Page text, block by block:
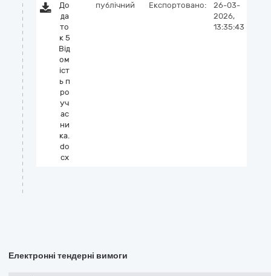
До
да
то
к 5
Від
ом
іст
ь п
ро
уч
ас
ни
ка.
do
cx
публічний Експортовано:
26-03-
2026,
13:35:43
Електронні тендерні вимоги